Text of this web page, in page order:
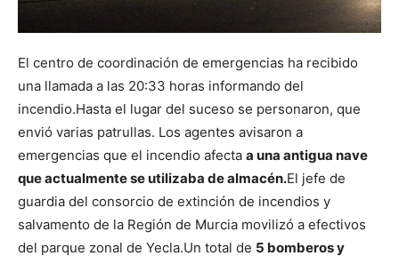
El centro de coordinación de emergencias ha recibido
una llamada a las 20:33 horas informando del
incendio.Hasta el lugar del suceso se personaron, que
envió varias patrullas. Los agentes avisaron a
emergencias que el incendio afecta a una antigua nave
que actualmente se utilizaba de almacén.El jefe de
guardia del consorcio de extinción de incendios y
salvamento de la Región de Murcia movilizó a efectivos
del parque zonal de Yecla.Un total de 5 bomberos y